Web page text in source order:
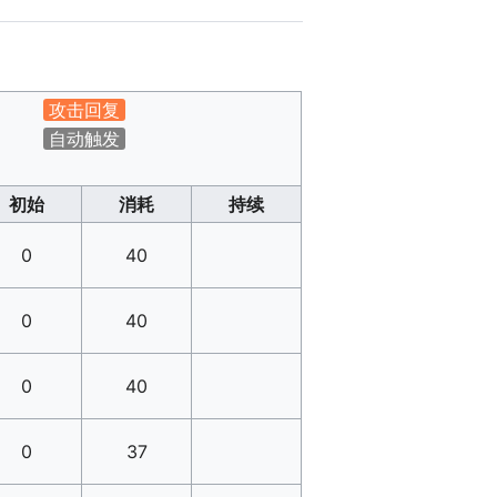
攻击回复
自动触发
初始 消耗 持续
0 40
0 40
0 40
0 37